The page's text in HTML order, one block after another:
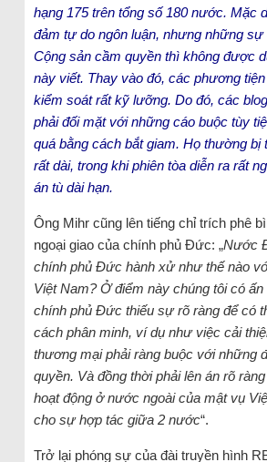
hạng 175 trên tổng số 180 nước. Mặc
đảm tự do ngôn luận, nhưng những
Cộng sản cầm quyền thì không được
này viết. Thay vào đó, các phương
kiểm soát rất kỹ lưỡng. Do đó, các
phải đối mặt với những cáo buộc tùy
quá bằng cách bắt giam. Họ thường bị
rất dài, trong khi phiên tòa diễn ra rất
án tù dài hạn.
Ông Mihr cũng lên tiếng chỉ trích phê
ngoại giao của chính phủ Đức: „Nước
chính phủ Đức hành xử như thế nào
Việt Nam? Ở điểm này chúng tôi có
chính phủ Đức thiếu sự rõ ràng để có
cách phân minh, ví dụ như việc cải
thương mại phải ràng buộc với những
quyền. Và đồng thời phải lên án rõ
hoạt động ở nước ngoài của mật vụ
cho sự hợp tác giữa 2 nước“.
Trở lại phóng sự của đài truyền hình